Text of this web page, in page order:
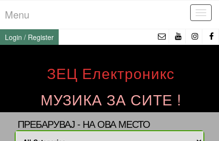
to
the
content
Menu
Login / Register
ЗЕЦ Електроникс
МУЗИКА ЗА СИТЕ !
ПРЕБАРУВАЈ - НА ОВА МЕСТО